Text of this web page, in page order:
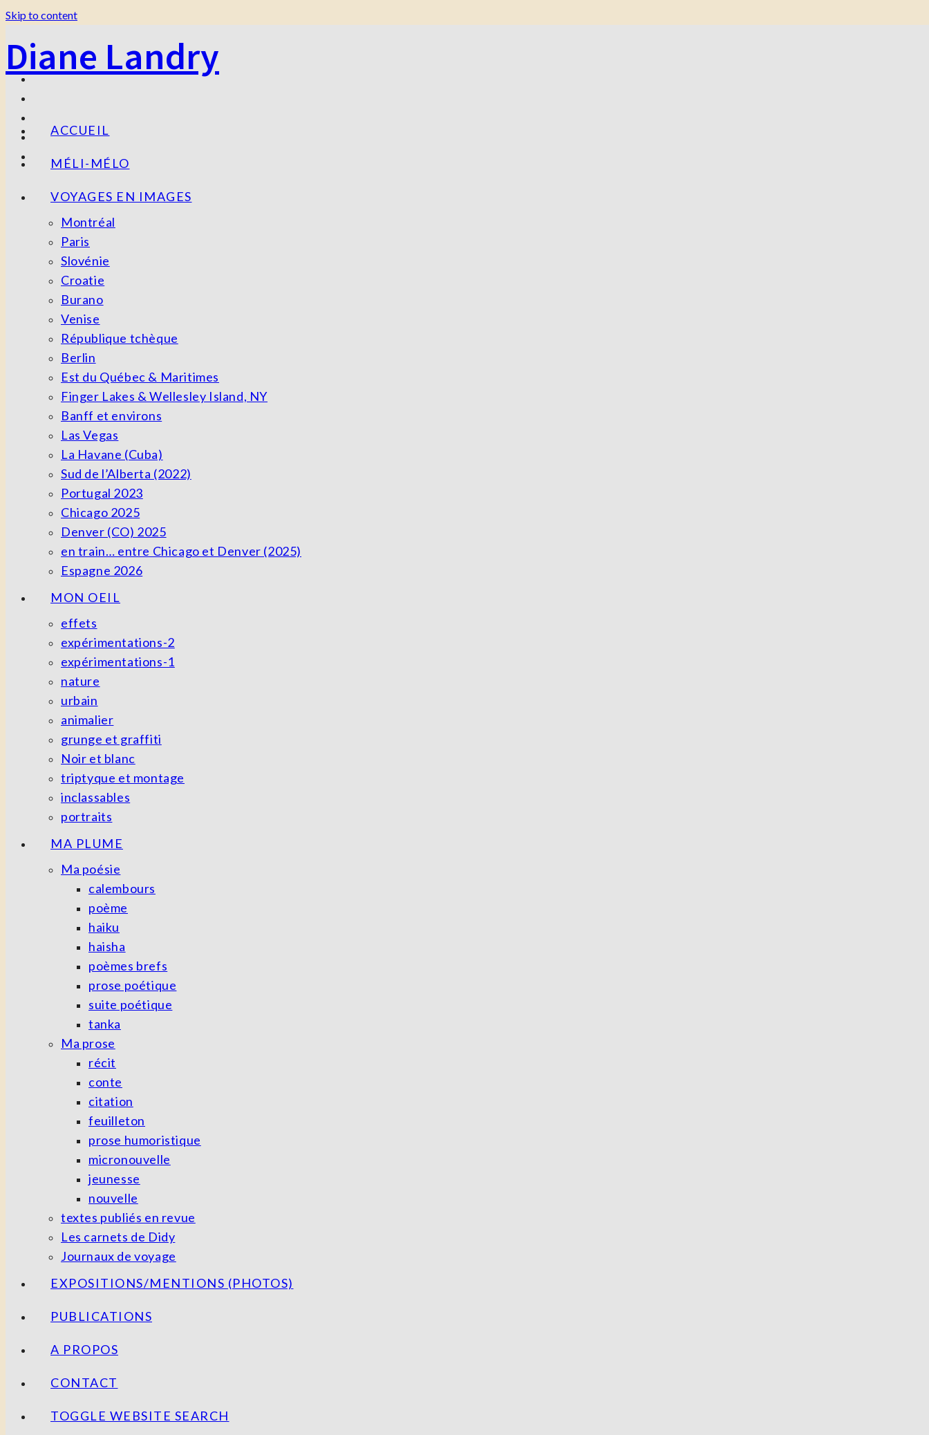
Skip to content
Diane Landry
ACCUEIL
MÉLI-MÉLO
VOYAGES EN IMAGES
Montréal
Paris
Slovénie
Croatie
Burano
Venise
République tchèque
Berlin
Est du Québec & Maritimes
Finger Lakes & Wellesley Island, NY
Banff et environs
Las Vegas
La Havane (Cuba)
Sud de l’Alberta (2022)
Portugal 2023
Chicago 2025
Denver (CO) 2025
en train… entre Chicago et Denver (2025)
Espagne 2026
MON OEIL
effets
expérimentations-2
expérimentations-1
nature
urbain
animalier
grunge et graffiti
Noir et blanc
triptyque et montage
inclassables
portraits
MA PLUME
Ma poésie
calembours
poème
haiku
haisha
poèmes brefs
prose poétique
suite poétique
tanka
Ma prose
récit
conte
citation
feuilleton
prose humoristique
micronouvelle
jeunesse
nouvelle
textes publiés en revue
Les carnets de Didy
Journaux de voyage
EXPOSITIONS/MENTIONS (PHOTOS)
PUBLICATIONS
A PROPOS
CONTACT
TOGGLE WEBSITE SEARCH